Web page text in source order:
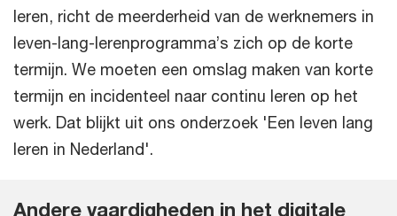
leren, richt de meerderheid van de werknemers in
leven-lang-lerenprogramma’s zich op de korte
termijn. We moeten een omslag maken van korte
termijn en incidenteel naar continu leren op het
werk. Dat blijkt uit ons onderzoek 'Een leven lang
leren in Nederland'.
Andere vaardigheden in het digitale